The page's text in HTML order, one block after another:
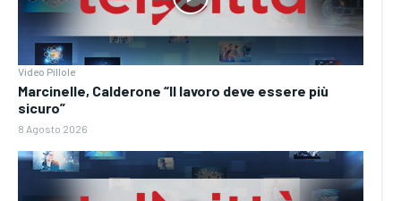
Video Pillole
Marcinelle, Calderone “Il lavoro deve essere più
sicuro”
8 Agosto 2026